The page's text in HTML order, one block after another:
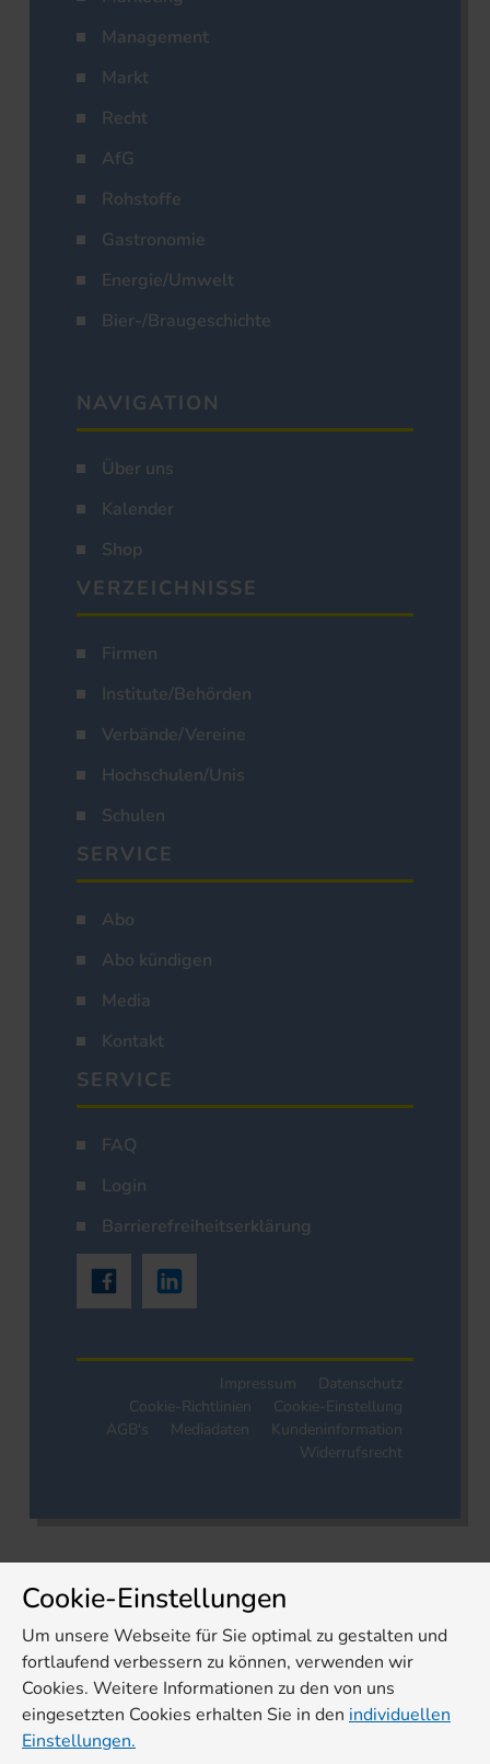
Management
Markt
Recht
AfG
Rohstoffe
Gastronomie
Energie/Umwelt
Bier-/Braugeschichte
NAVIGATION
Über uns
Kalender
Shop
VERZEICHNISSE
Firmen
Institute/Behörden
Verbände/Vereine
Hochschulen/Unis
Schulen
SERVICE
Abo
Abo kündigen
Media
Kontakt
SERVICE
FAQ
Login
Barrierefreiheitserklärung
Impressum
Datenschutz
Cookie-Richtlinien
Cookie-Einstellung
AGB's
Mediadaten
Kundeninformation
Widerrufsrecht
Cookie-Einstellungen
Um unsere Webseite für Sie optimal zu gestalten und
fortlaufend verbessern zu können, verwenden wir
Cookies. Weitere Informationen zu den von uns
eingesetzten Cookies erhalten Sie in den individuellen
Einstellungen.